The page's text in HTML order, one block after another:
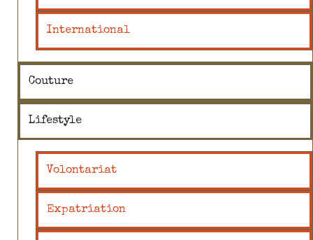
International
Couture
Lifestyle
Volontariat
Expatriation